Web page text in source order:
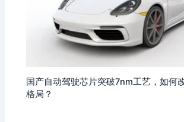
国产自动驾驶芯片突破7nm工艺，如何
格局？